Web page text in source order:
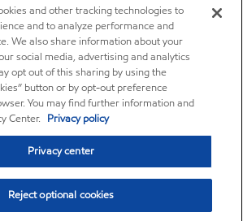
and other tracking technologies to
and to analyze performance and
We also share information about your
social media, advertising and analytics
opt out of this sharing by using the
button or by opt-out preference
You may find further information and
Center. Privacy policy
Privacy center
Reject optional cookies